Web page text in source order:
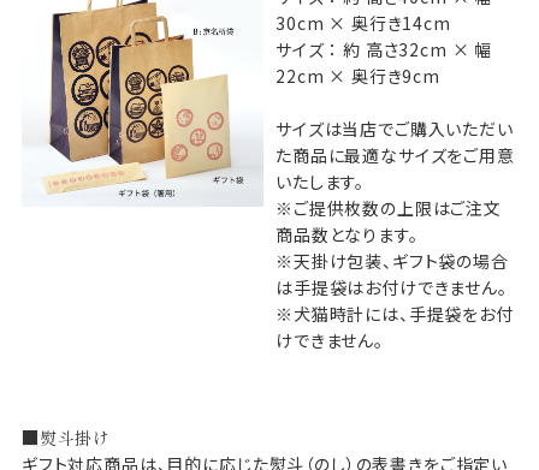
30cm × 奥行き14cm
サイズ ： 約 高さ32cm × 幅
22cm × 奥行き9cm
サイズは当店でご購入いただい
た商品に最適なサイズをご用意
いたします。
※ご提供枚数の上限はご注文
商品数となります。
※天掛け包装、ギフト袋の場合
は手提袋はお付けできません。
※犬猫時計には、手提袋をお付
けできません。
■熨斗掛け
ギフト対応商品は、目的に応じた熨斗（のし）の表書きをご指定い